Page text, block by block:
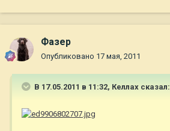
Фазер
Опубликовано 17 мая, 2011
В 17.05.2011 в 11:32, Келлах сказал: